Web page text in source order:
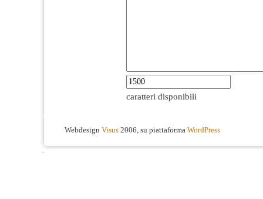
caratteri disponibili
Webdesign Visus 2006, su piattaforma WordPress